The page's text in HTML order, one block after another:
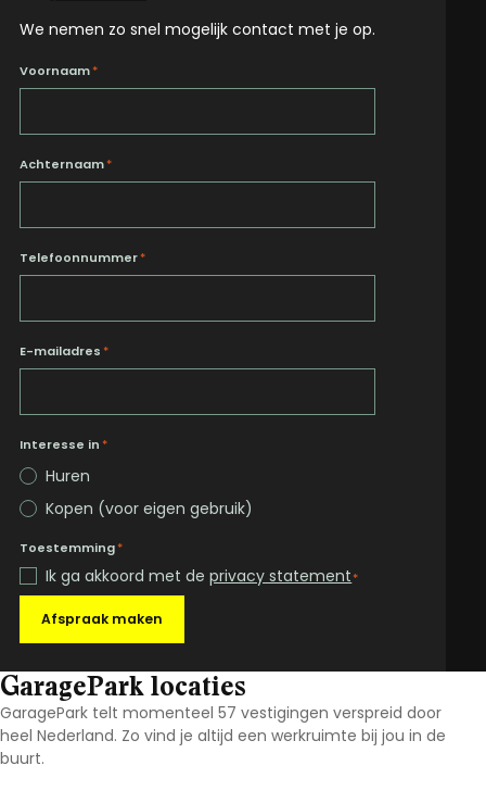
We nemen zo snel mogelijk contact met je op.
Voornaam*
Achternaam*
Telefoonnummer*
E-mailadres *
Interesse in *
Huren
Kopen (voor eigen gebruik)
Toestemming*
Ik ga akkoord met deprivacy statement*
Afspraak maken
GaragePark locaties
GaragePark telt momenteel 57 vestigingen verspreid door
heel Nederland. Zo vind je altijd een werkruimte bij jou in de
buurt.